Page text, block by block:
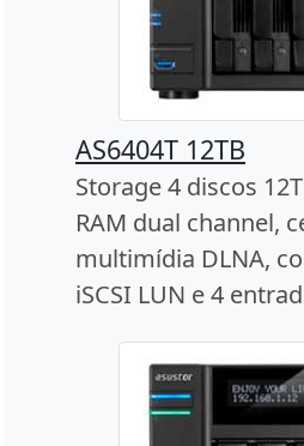
AS6404T 12TB
Storage 4 discos
RAM dual channel,
multimídia DLNA,
iSCSI LUN e 4